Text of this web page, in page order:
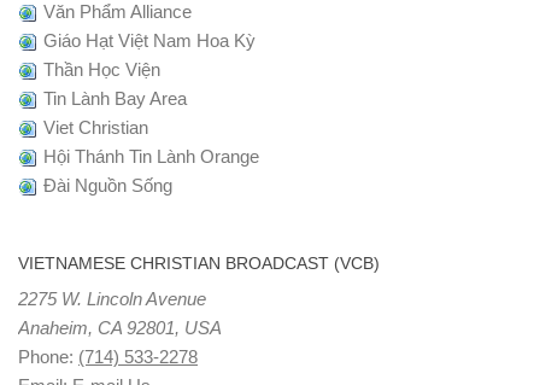
Văn Phẩm Alliance
Giáo Hạt Việt Nam Hoa Kỳ
Thần Học Viện
Tin Lành Bay Area
Viet Christian
Hội Thánh Tin Lành Orange
Đài Nguồn Sống
VIETNAMESE CHRISTIAN BROADCAST (VCB)
2275 W. Lincoln Avenue
Anaheim, CA 92801, USA
Phone: (714) 533-2278